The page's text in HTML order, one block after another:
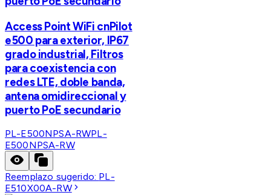
Access Point WiFi cnPilot
e500 para exterior, IP67
grado industrial, Filtros
para coexistencia con
redes LTE, doble banda,
antena omidireccional y
puerto PoE secundario
PL-E500NPSA-RWPL-
E500NPSA-RW
Reemplazo sugerido: PL-
E510X00A-RW